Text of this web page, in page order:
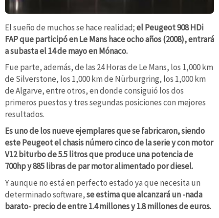
El sueño de muchos se hace realidad;el Peugeot 908 HDi
FAP que participó en Le Mans hace ocho años (2008), entrará
a subasta el 14 de mayo en Mónaco.
Fue parte, además, de las 24 Horas de Le Mans, los 1,000 km
de Silverstone, los 1,000 km de Nürburgring, los 1,000 km
de Algarve, entre otros, en donde consiguió los dos
primeros puestos y tres segundas posiciones con mejores
resultados.
Es uno de los nueve ejemplares que se fabricaron, siendo
este Peugeot el chasis número cinco de la serie y con motor
V12 biturbo de 5.5 litros que produce una potencia de
700hp y 885 libras de par motor alimentado por diesel.
Y aunque no está en perfecto estado ya que necesita un
determinado software,se estima que alcanzará un -nada
barato- precio de entre 1.4 millones y 1.8 millones de euros.